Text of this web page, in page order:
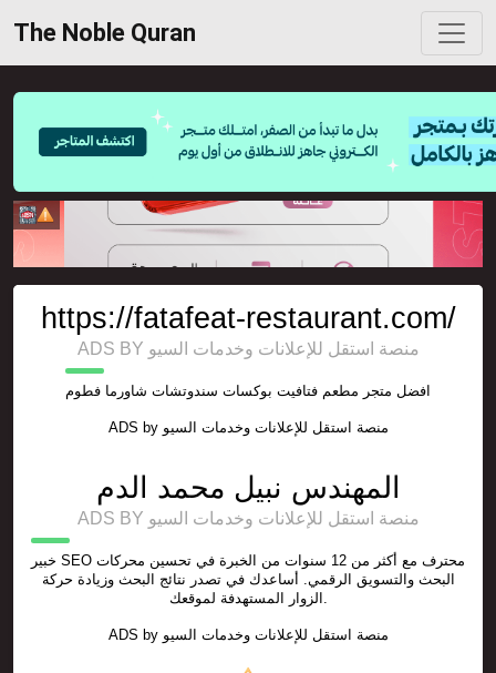
The Noble Quran
https://fatafeat-restaurant.com/
ADS BY منصة استقل للإعلانات وخدمات السيو
افضل متجر مطعم فتافيت بوكسات سندوتشات شاورما فطوم
ADS by منصة استقل للإعلانات وخدمات السيو
المهندس نبيل محمد الدم
ADS BY منصة استقل للإعلانات وخدمات السيو
خبير SEO محترف مع أكثر من 12 سنوات من الخبرة في تحسين محركات
البحث والتسويق الرقمي. أساعدك في تصدر نتائج البحث وزيادة حركة
الزوار المستهدفة لموقعك.
ADS by منصة استقل للإعلانات وخدمات السيو